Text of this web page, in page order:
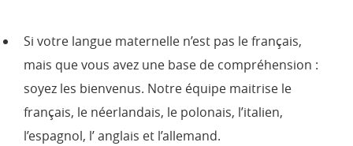
Si votre langue maternelle n’est pas le français,
mais que vous avez une base de compréhension :
soyez les bienvenus. Notre équipe maitrise le
français, le néerlandais, le polonais, l’italien,
l’espagnol, l’ anglais et l’allemand.